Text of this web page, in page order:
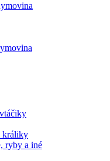
králiky
ryby a iné